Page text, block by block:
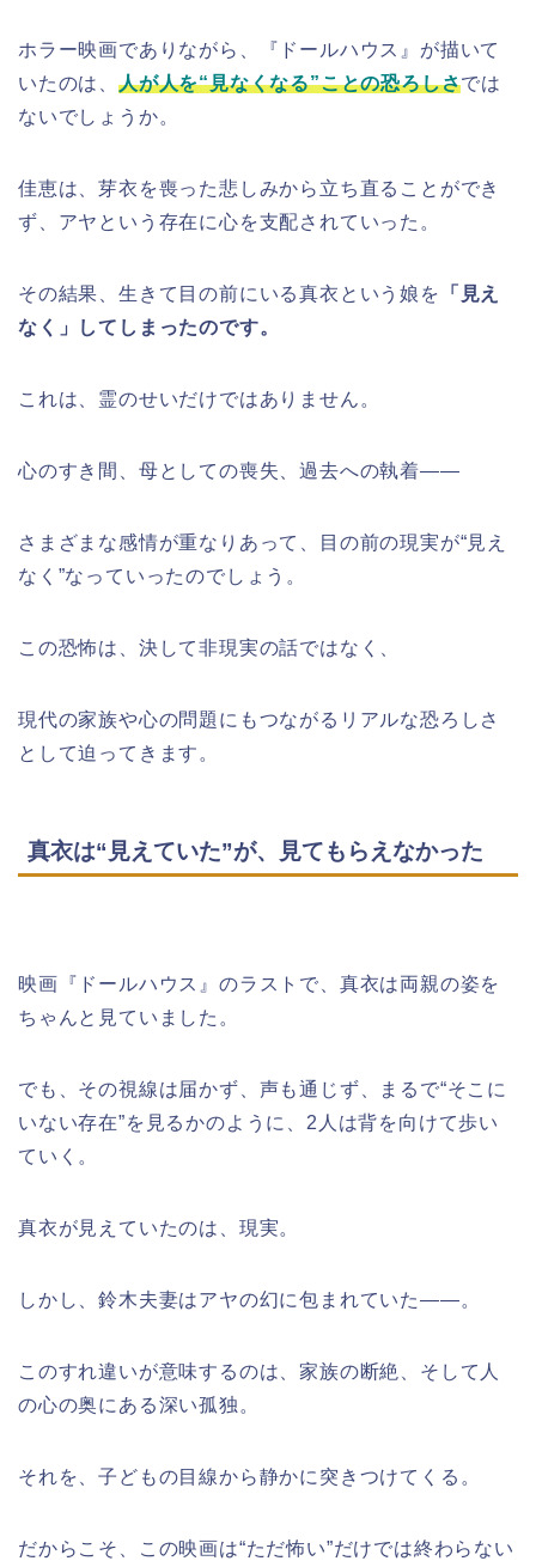
ホラー映画でありながら、『ドールハウス』が描いて
いたのは、 人が人を“見なくなる”ことの恐ろしさでは
ないでしょうか。
佳恵は、芽衣を喪った悲しみから立ち直ることができ
ず、アヤという存在に心を支配されていった。
その結果、生きて目の前にいる真衣という娘を
「見え
なく」してしまったのです。
これは、霊のせいだけではありません。
心のすき間、母としての喪失、過去への執着――
さまざまな感情が重なりあって、目の前の現実が“見え
なく”なっていったのでしょう。
この恐怖は、決して非現実の話ではなく、
現代の家族や心の問題にもつながるリアルな恐ろしさ
として迫ってきます。
真衣は“見えていた”が、見てもらえなかった
映画『ドールハウス』のラストで、真衣は両親の姿を
ちゃんと見ていました。
でも、その視線は届かず、声も通じず、まるで“そこに
いない存在”を見るかのように、2人は背を向けて歩い
ていく。
真衣が見えていたのは、現実。
しかし、鈴木夫妻はアヤの幻に包まれていた――。
このすれ違いが意味するのは、家族の断絶、そして人
の心の奥にある深い孤独。
それを、子どもの目線から静かに突きつけてくる。
だからこそ、この映画は“ただ怖い”だけでは終わらない